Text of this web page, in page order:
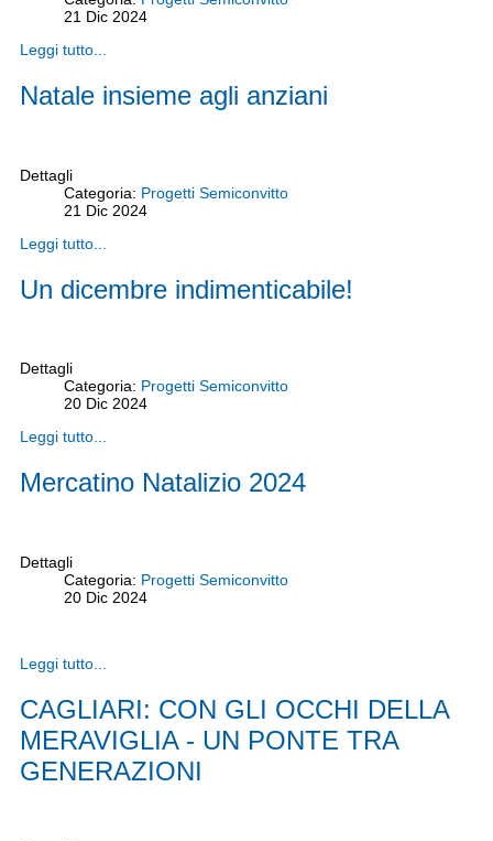
21 Dic 2024
Leggi tutto...
Natale insieme agli anziani
Dettagli
Categoria: Progetti Semiconvitto
21 Dic 2024
Leggi tutto...
Un dicembre indimenticabile!
Dettagli
Categoria: Progetti Semiconvitto
20 Dic 2024
Leggi tutto...
Mercatino Natalizio 2024
Dettagli
Categoria: Progetti Semiconvitto
20 Dic 2024
Leggi tutto...
CAGLIARI: CON GLI OCCHI DELLA
MERAVIGLIA - UN PONTE TRA
GENERAZIONI